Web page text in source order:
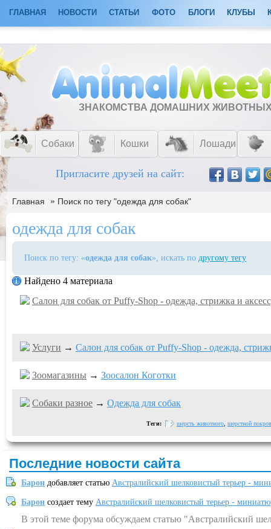
ГЛАВНАЯ НОВОСТИ СТАТЬИ ФОТО БЛОГИ КЛУБЫ
ЗНАКОМСТВА ДОМАШНИХ
Собаки Кошки Лошади
Пригласите друзей на сайт:
Главная » Поиск по тегу "одежда для собак"
одежда для собак
Поиск по тегу: «одежда для собак», искать по другому тегу
Найдено 4 материала
Салон для собак от Puffy-Shop - одежда, стрижка и
Услуги → Салон для собак от Puffy-Shop - одежда,
Зоомагазины → Зоосалон Коготки
Собаки разное → Одежда для собак
Теги: шерсть животного шерстной покров
Последние новости сайта
Барон добавляет статью Австралийский шелковистый терьер -
Барон создает тему Австралийский шелковистый терьер -
В этой теме форума обсуждаем статью "Австралийский